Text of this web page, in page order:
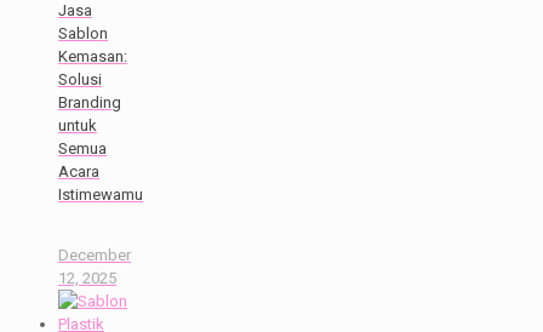
Jasa
Sablon
Kemasan:
Solusi
Branding
untuk
Semua
Acara
Istimewamu
December
12, 2025